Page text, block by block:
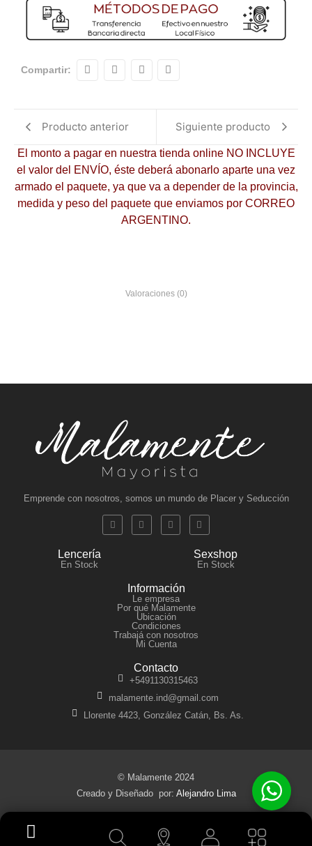
Compartir:
Producto anterior Siguiente producto
El monto a pagar en nuestra tienda online NO INCLUYE
el valor del ENVÍO, éste deberá abonarlo aparte una vez
armado el paquete, ya que va a depender de la provincia,
medida y peso del paquete que enviamos por CORREO
ARGENTINO.
Valoraciones (0)
Emprende con nosotros, somos un mundo de Placer y Seducción
Lencería
En Stock
Sexshop
En Stock
Información
Le empresa
Por qué Malamente
Ubicación
Condiciones
Trabajá con nosotros
Mi Cuenta
Contacto
+5491130315463
malamente.ind@gmail.com
Llorente 4423, González Catán, Bs. As.
© Malamente 2024
Creado y Diseñado por: Alejandro Lima